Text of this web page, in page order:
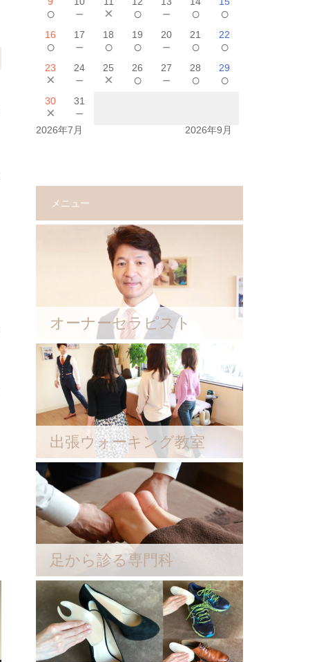
○ － × ○ － ○ ○
16
○
17
－
18
○
19
○
20
－
21
○
22
○
23
×
24
－
25
×
26
○
27
－
28
○
29
○
30
×
31
－
2026年7月 2026年9月
メニュー
オーナーセラピスト
出張ウォーキング教室
足から診る専門科